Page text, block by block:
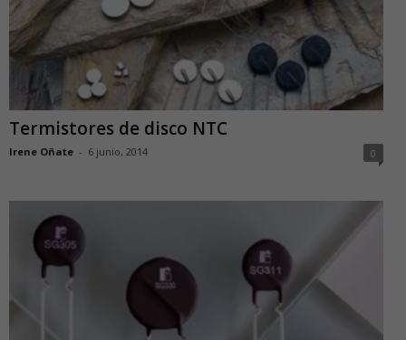
Termistores de disco NTC
Irene Oñate - 6 junio, 2014 0